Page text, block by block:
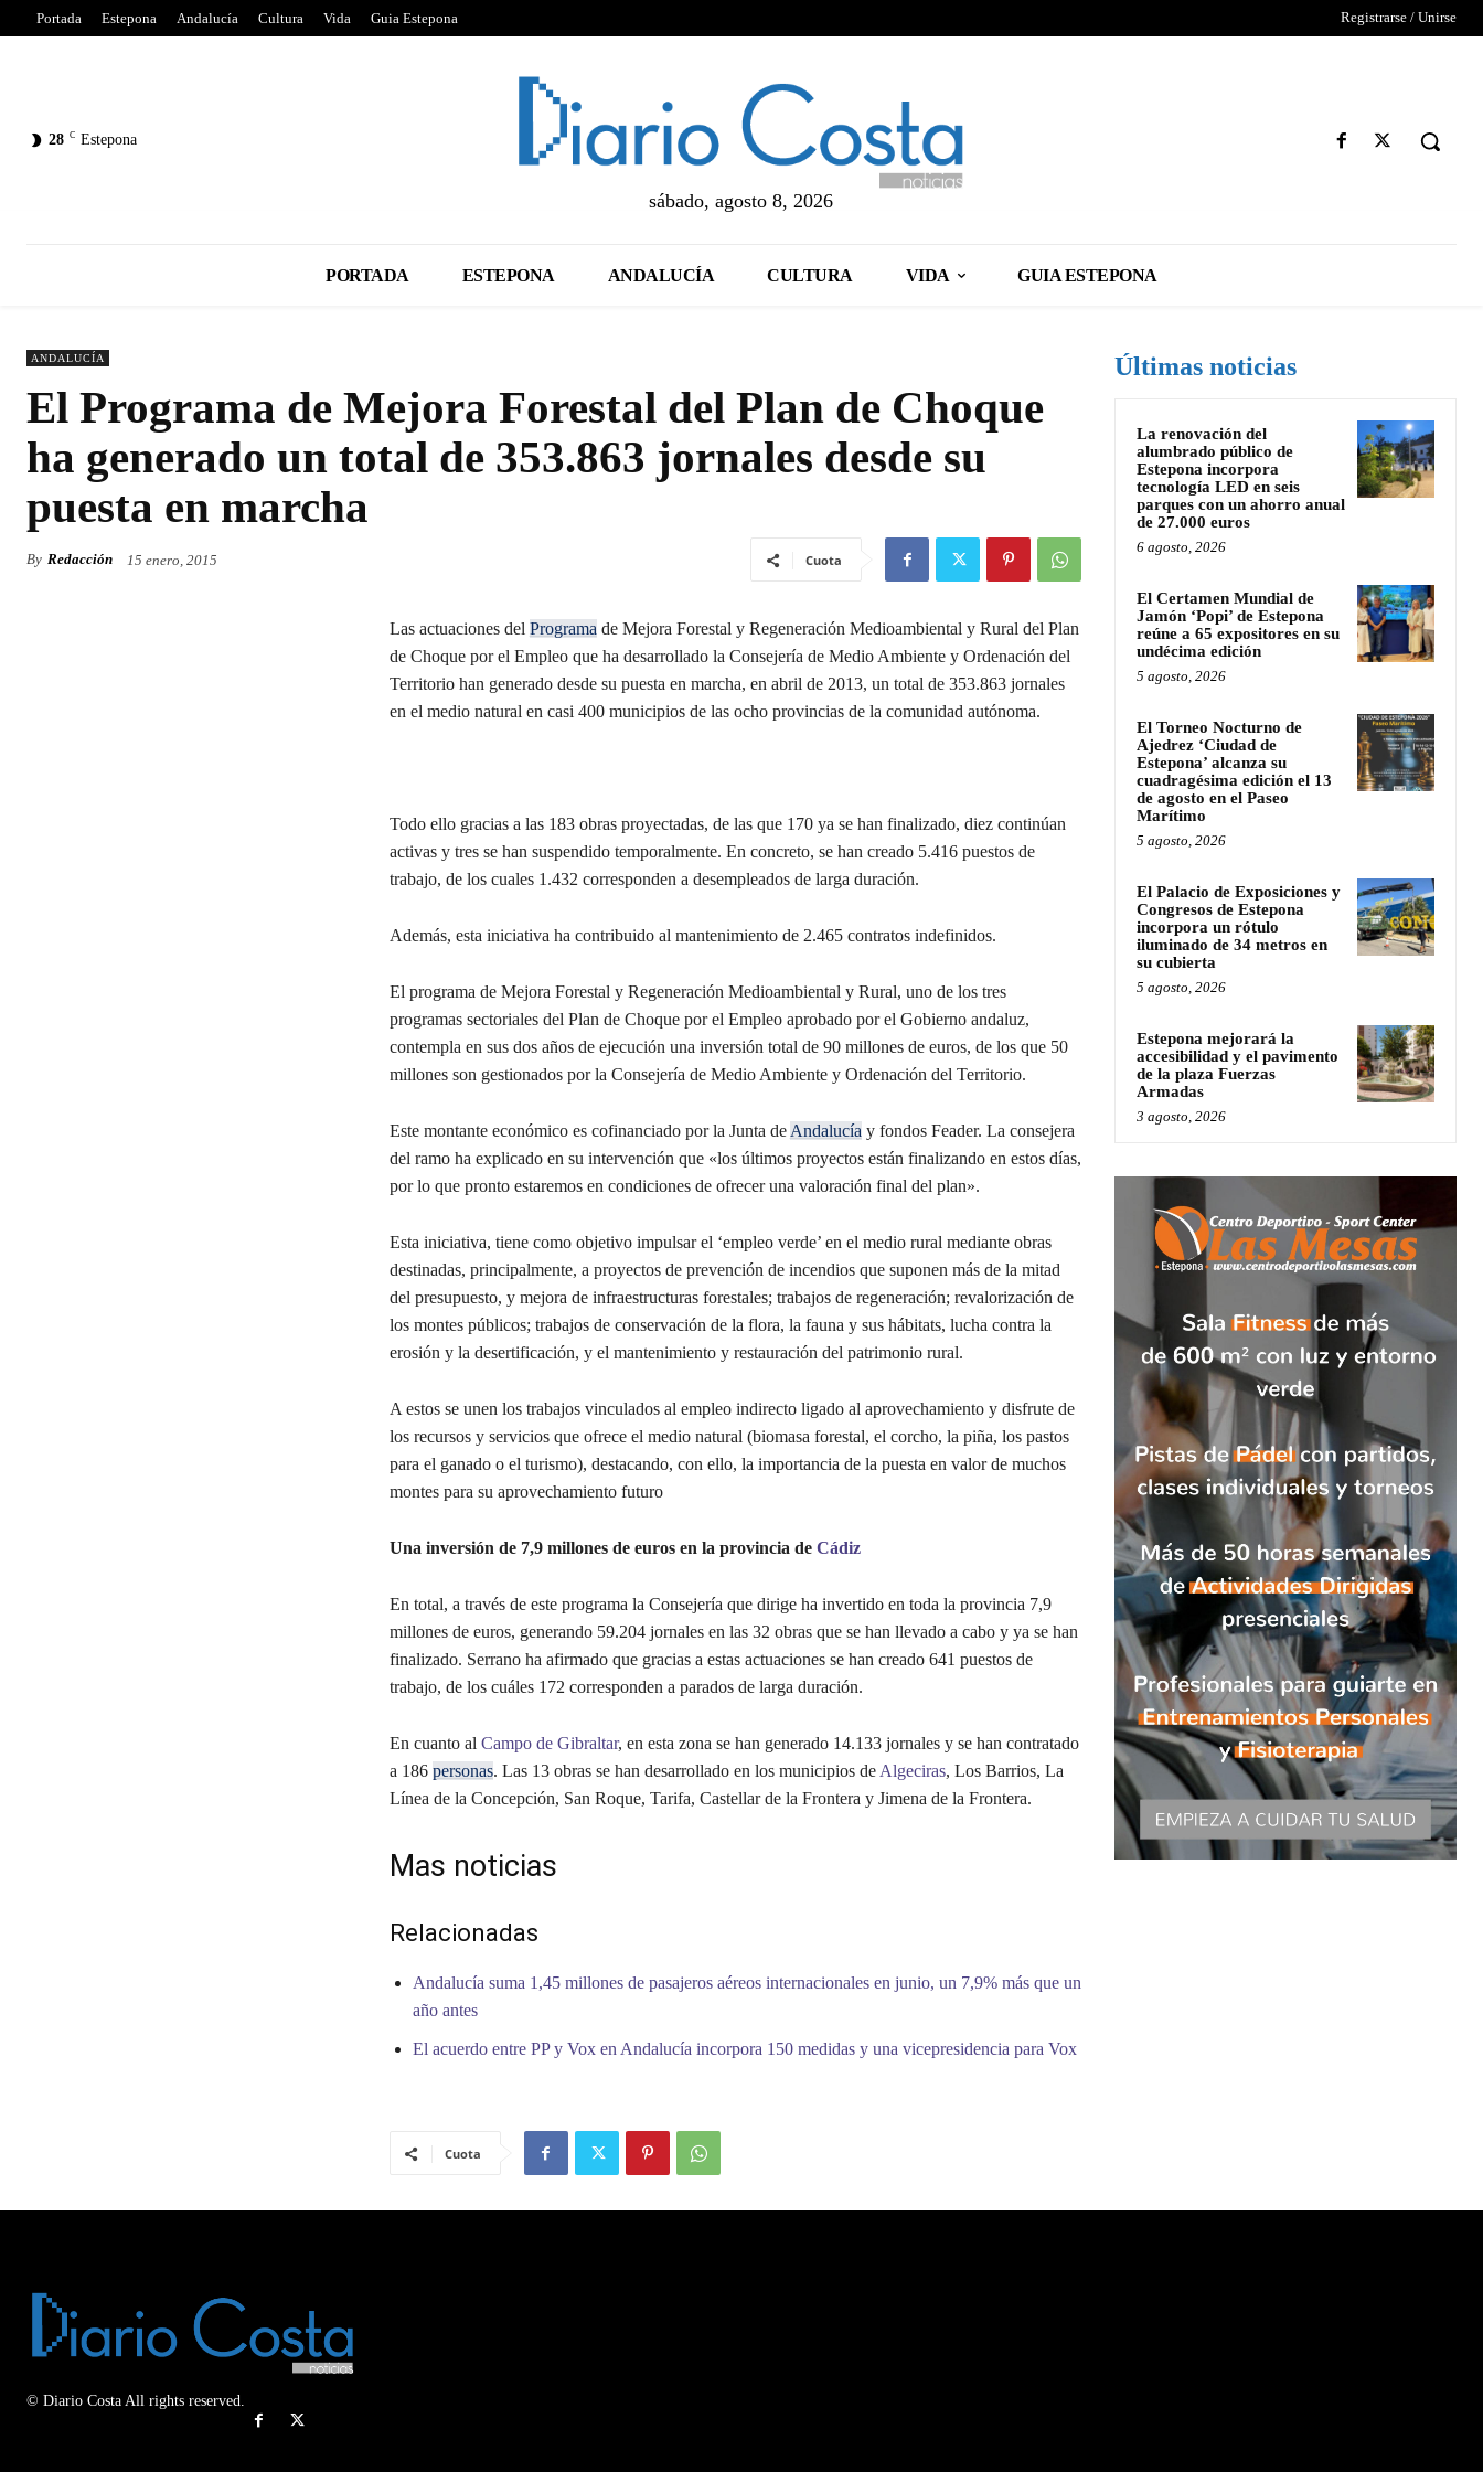
Portada Estepona Andalucía Cultura Vida Guia Estepona Registrarse / Unirse
28 C Estepona
sábado, agosto 8, 2026
PORTADA ESTEPONA ANDALUCÍA CULTURA VIDA GUIA ESTEPONA
ANDALUCÍA
El Programa de Mejora Forestal del Plan de Choque
ha generado un total de 353.863 jornales desde su
puesta en marcha
By Redacción 15 enero, 2015 Cuota
Las actuaciones del Programa de Mejora Forestal y Regeneración Medioambiental y Rural del Plan
de Choque por el Empleo que ha desarrollado la Consejería de Medio Ambiente y Ordenación del
Territorio han generado desde su puesta en marcha, en abril de 2013, un total de 353.863 jornales
en el medio natural en casi 400 municipios de las ocho provincias de la comunidad autónoma.
Todo ello gracias a las 183 obras proyectadas, de las que 170 ya se han finalizado, diez continúan
activas y tres se han suspendido temporalmente. En concreto, se han creado 5.416 puestos de
trabajo, de los cuales 1.432 corresponden a desempleados de larga duración.
Además, esta iniciativa ha contribuido al mantenimiento de 2.465 contratos indefinidos.
El programa de Mejora Forestal y Regeneración Medioambiental y Rural, uno de los tres
programas sectoriales del Plan de Choque por el Empleo aprobado por el Gobierno andaluz,
contempla en sus dos años de ejecución una inversión total de 90 millones de euros, de los que 50
millones son gestionados por la Consejería de Medio Ambiente y Ordenación del Territorio.
Este montante económico es cofinanciado por la Junta de Andalucía y fondos Feader. La consejera
del ramo ha explicado en su intervención que «los últimos proyectos están finalizando en estos días,
por lo que pronto estaremos en condiciones de ofrecer una valoración final del plan».
Esta iniciativa, tiene como objetivo impulsar el ‘empleo verde’ en el medio rural mediante obras
destinadas, principalmente, a proyectos de prevención de incendios que suponen más de la mitad
del presupuesto, y mejora de infraestructuras forestales; trabajos de regeneración; revalorización de
los montes públicos; trabajos de conservación de la flora, la fauna y sus hábitats, lucha contra la
erosión y la desertificación, y el mantenimiento y restauración del patrimonio rural.
A estos se unen los trabajos vinculados al empleo indirecto ligado al aprovechamiento y disfrute de
los recursos y servicios que ofrece el medio natural (biomasa forestal, el corcho, la piña, los pastos
para el ganado o el turismo), destacando, con ello, la importancia de la puesta en valor de muchos
montes para su aprovechamiento futuro
Una inversión de 7,9 millones de euros en la provincia deCádiz
En total, a través de este programa la Consejería que dirige ha invertido en toda la provincia 7,9
millones de euros, generando 59.204 jornales en las 32 obras que se han llevado a cabo y ya se han
finalizado. Serrano ha afirmado que gracias a estas actuaciones se han creado 641 puestos de
trabajo, de los cuáles 172 corresponden a parados de larga duración.
En cuanto al Campo de Gibraltar, en esta zona se han generado 14.133 jornales y se han contratado
a 186 personas. Las 13 obras se han desarrollado en los municipios de Algeciras, Los Barrios, La
Línea de la Concepción, San Roque, Tarifa, Castellar de la Frontera y Jimena de la Frontera.
Mas noticias
Relacionadas
Andalucía suma 1,45 millones de pasajeros aéreos internacionales en junio, un 7,9% más que un
año antes
El acuerdo entre PP y Vox en Andalucía incorpora 150 medidas y una vicepresidencia para Vox
Cuota
Últimas noticias
La renovación del
alumbrado público de
Estepona incorpora
tecnología LED en seis
parques con un ahorro anual
de 27.000 euros
6 agosto, 2026
El Certamen Mundial de
Jamón ‘Popi’ de Estepona
reúne a 65 expositores en su
undécima edición
5 agosto, 2026
El Torneo Nocturno de
Ajedrez ‘Ciudad de
Estepona’ alcanza su
cuadragésima edición el 13
de agosto en el Paseo
Marítimo
5 agosto, 2026
El Palacio de Exposiciones y
Congresos de Estepona
incorpora un rótulo
iluminado de 34 metros en
su cubierta
5 agosto, 2026
Estepona mejorará la
accesibilidad y el pavimento
de la plaza Fuerzas
Armadas
3 agosto, 2026
© Diario Costa All rights reserved.